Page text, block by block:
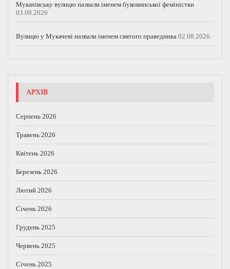
Мукачівську вулицю назвали іменем буковинської феміністки
03.08.2026
Вулицю у Мукачеві назвали іменем святого праведника 02.08.2026
АРХІВ
Серпень 2026
Травень 2026
Квітень 2026
Березень 2026
Лютий 2026
Січень 2026
Грудень 2025
Червень 2025
Січень 2025